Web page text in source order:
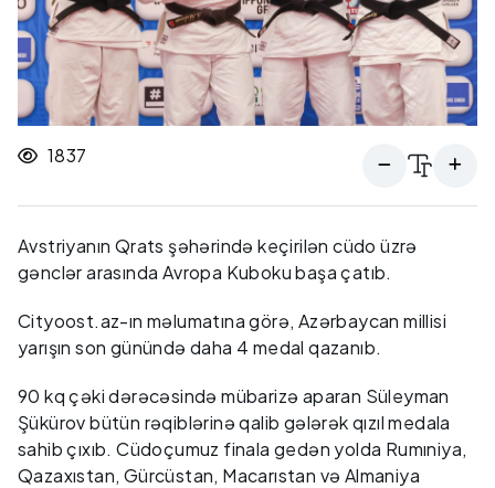
1837
Avstriyanın Qrats şəhərində keçirilən cüdo üzrə
gənclər arasında Avropa Kuboku başa çatıb.
Cityoost.az-ın məlumatına görə, Azərbaycan millisi
yarışın son günündə daha 4 medal qazanıb.
90 kq çəki dərəcəsində mübarizə aparan Süleyman
Şükürov bütün rəqiblərinə qalib gələrək qızıl medala
sahib çıxıb. Cüdoçumuz finala gedən yolda Rumıniya,
Qazaxıstan, Gürcüstan, Macarıstan və Almaniya